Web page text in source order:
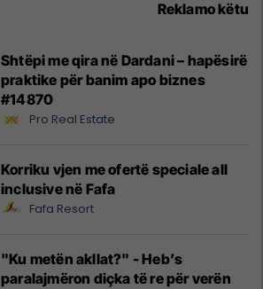
Reklamo këtu
Shtëpi me qira në Dardani – hapësirë
praktike për banim apo biznes
#14870
Pro Real Estate
Korriku vjen me ofertë speciale all
inclusive në Fafa
Fafa Resort
"Ku metën akllat?" - Heb’s
paralajmëron diçka të re për verën